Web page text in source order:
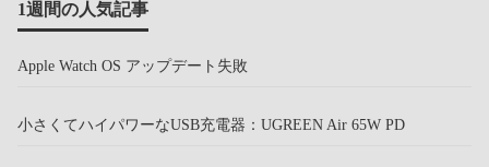
1週間の人気記事
Apple Watch OS アップデート失敗
小さくてハイパワーなUSB充電器：UGREEN Air 65W PD